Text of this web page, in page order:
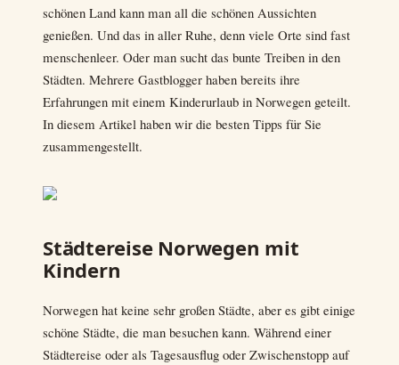
schönen Land kann man all die schönen Aussichten
genießen. Und das in aller Ruhe, denn viele Orte sind fast
menschenleer. Oder man sucht das bunte Treiben in den
Städten. Mehrere Gastblogger haben bereits ihre
Erfahrungen mit einem Kinderurlaub in Norwegen geteilt.
In diesem Artikel haben wir die besten Tipps für Sie
zusammengestellt.
Städtereise Norwegen mit
Kindern
Norwegen hat keine sehr großen Städte, aber es gibt einige
schöne Städte, die man besuchen kann. Während einer
Städtereise oder als Tagesausflug oder Zwischenstopp auf